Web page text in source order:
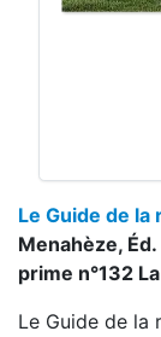
Le Guide de
Menahèze,
prime n°132
Le Guide de la